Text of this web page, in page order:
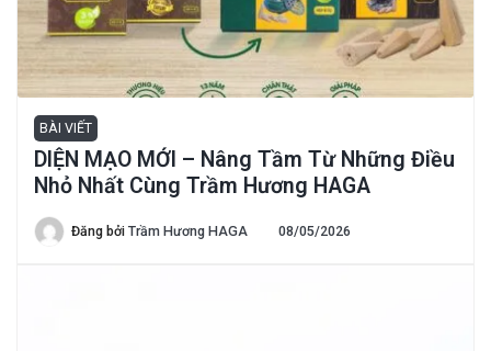
BÀI VIẾT
DIỆN MẠO MỚI – Nâng Tầm Từ Những Điều
Nhỏ Nhất Cùng Trầm Hương HAGA
Đăng bởi Trầm Hương HAGA 08/05/2026